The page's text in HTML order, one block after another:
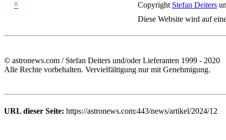
^ Copyright Stefan Deiters
Diese Website wird auf
© astronews.com / Stefan Deiters und/oder Lieferanten 1999 - 2020
Alle Rechte vorbehalten. Vervielfältigung nur mit Genehmigung.
URL dieser Seite: https://astronews.com:443/news/artikel/2024/12